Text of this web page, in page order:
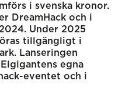
i svenska kronor.
DreamHack och i
Under 2025
tillgängligt i
Lanseringen
egna
eventet och i